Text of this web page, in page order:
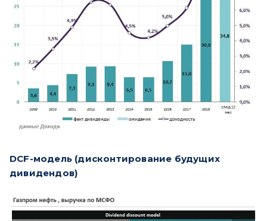
DCF-модель (дисконтирование будущих
дивидендов)